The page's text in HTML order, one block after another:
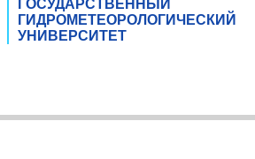
ГОСУДАРСТВЕННЫЙ
ГИДРОМЕТЕОРОЛОГИЧЕСКИЙ
УНИВЕРСИТЕТ